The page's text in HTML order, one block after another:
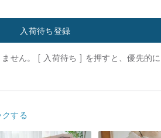
入荷待ち登録
せん。 [ 入荷待ち ] を押すと、優先的
する